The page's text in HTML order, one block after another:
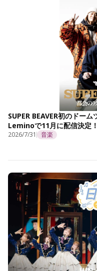
SUPER BEAVER初のドー
Leminoで11月に配信決定！
2026/7/31 音楽